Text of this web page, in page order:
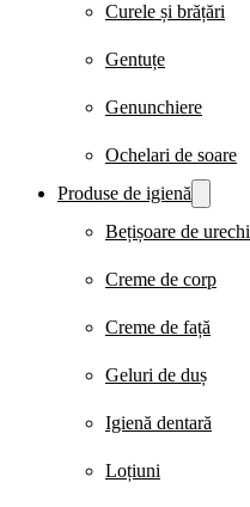
Curele și brățări
Gentuțe
Genunchiere
Ochelari de soare
Produse de igienă
Bețișoare de urechi
Creme de corp
Creme de față
Geluri de duș
Igienă dentară
Loțiuni